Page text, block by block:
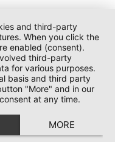
and third-party
When you click the
enabled (consent).
third-party
for various purposes.
basis and third party
"More" and in our
at any time.
MORE